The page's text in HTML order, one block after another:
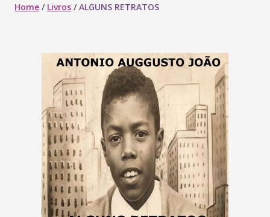
Home / Livros /ALGUNS RETRATOS